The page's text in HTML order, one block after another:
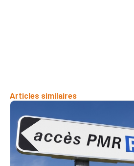
Articles similaires